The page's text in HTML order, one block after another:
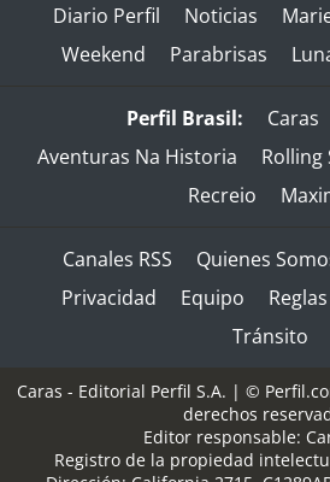
Diario Perfil Noticias
Weekend
Parabrisas
Perfil Brasil: Caras
Aventuras Na Historia
Rolling
Recreio
Canales RSS Quienes
Privacidad
Equipo
Tránsito
Caras - Editorial Perfil S.A. | ©
derechos
Editor responsable:
Registro de la propiedad